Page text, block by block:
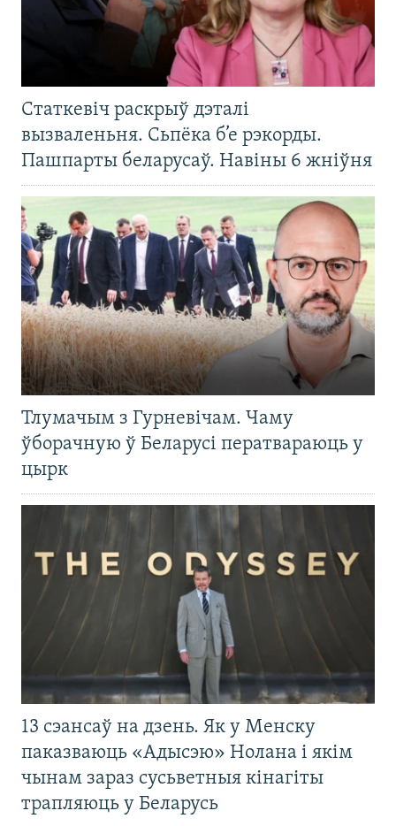
Статкевіч раскрыў дэталі
вызваленьня. Сьпёка б’е рэкорды.
Пашпарты беларусаў. Навіны 6 жніўня
Тлумачым з Гурневічам. Чаму
ўборачную ў Беларусі ператвараюць у
цырк
13 сэансаў на дзень. Як у Менску
паказваюць «Адысэю» Нолана і якім
чынам зараз сусьветныя кінагіты
трапляюць у Беларусь